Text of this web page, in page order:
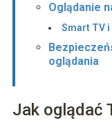
Oglądanie
Smart TV
oglądania
Jak oglądać